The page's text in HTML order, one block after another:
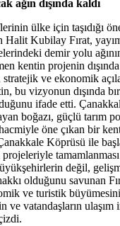
ağın dışında kaldı
ülke için taşıdığı
Halit Kubilay Fırat,
demir yolu
kentin projenin
ve ekonomik
bu vizyonun dışında
ifade etti.
boğazı, güçlü tarım
öne çıkan bir
Köprüsü ile
değil,
olduğunu savunan
ve turistik büyümesini
vatandaşların ulaşım